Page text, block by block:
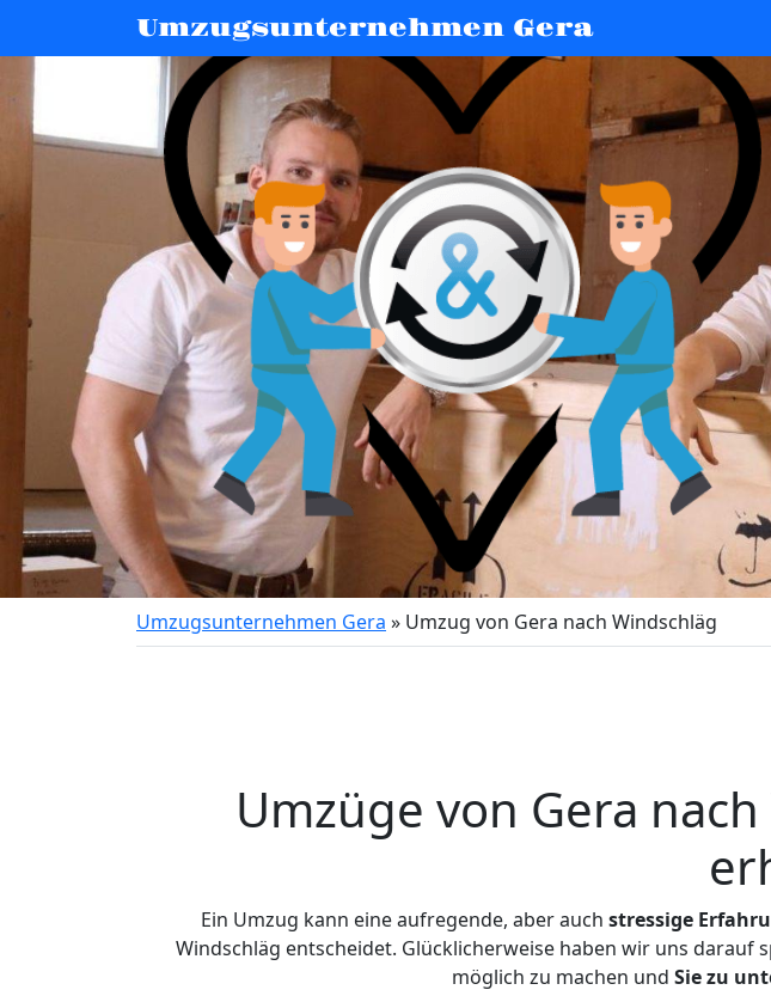
Umzugsunternehmen Gera
Umzugsunternehmen Gera » Umzug von Gera nach Windschläg
Umzüge von Gera
Ein Umzug kann eine aufregende, aber auch stressige
Windschläg entscheidet. Glücklicherweise haben wir uns darauf
möglich zu machen und Sie zu